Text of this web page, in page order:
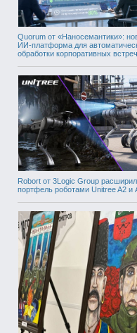
Quorum от «Наносемантики»:
ИИ-платформа для
обработки корпоративных встреч
Robort от 3Logic Group расширил
портфель роботами Unitree A2 и